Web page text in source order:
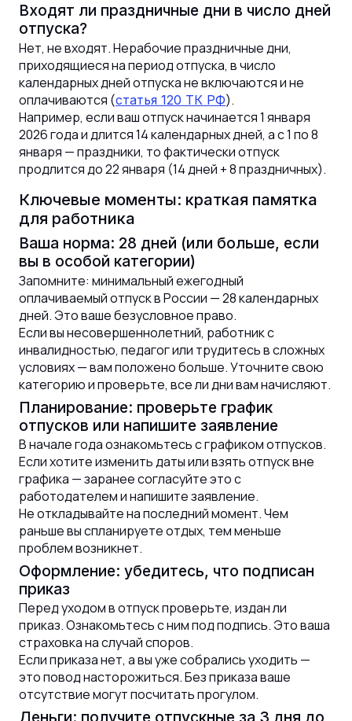
Входят ли праздничные дни в число дней
отпуска?
Нет, не входят. Нерабочие праздничные дни,
приходящиеся на период отпуска, в число
календарных дней отпуска не включаются и не
оплачиваются (статья 120 ТК РФ).
Например, если ваш отпуск начинается 1 января
2026 года и длится 14 календарных дней, а с 1 по 8
января — праздники, то фактически отпуск
продлится до 22 января (14 дней + 8 праздничных).
Ключевые моменты: краткая памятка
для работника
Ваша норма: 28 дней (или больше, если
вы в особой категории)
Запомните: минимальный ежегодный
оплачиваемый отпуск в России — 28 календарных
дней. Это ваше безусловное право.
Если вы несовершеннолетний, работник с
инвалидностью, педагог или трудитесь в сложных
условиях — вам положено больше. Уточните свою
категорию и проверьте, все ли дни вам начисляют.
Планирование: проверьте график
отпусков или напишите заявление
В начале года ознакомьтесь с графиком отпусков.
Если хотите изменить даты или взять отпуск вне
графика — заранее согласуйте это с
работодателем и напишите заявление.
Не откладывайте на последний момент. Чем
раньше вы спланируете отдых, тем меньше
проблем возникнет.
Оформление: убедитесь, что подписан
приказ
Перед уходом в отпуск проверьте, издан ли
приказ. Ознакомьтесь с ним под подпись. Это ваша
страховка на случай споров.
Если приказа нет, а вы уже собрались уходить —
это повод насторожиться. Без приказа ваше
отсутствие могут посчитать прогулом.
Деньги: получите отпускные за 3 дня до